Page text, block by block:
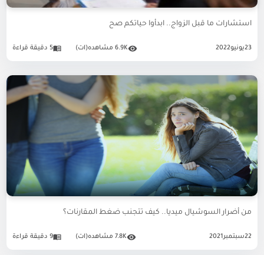
استشارات ما قبل الزواج.. ابدأوا حياتكم صح
23يونيو2022 6.9K مشاهده(ات) 5 دقيقة قراءة
من أضرار السوشيال ميديا.. كيف تتجنب ضغط المقارنات؟
22سبتمبر2021 7.8K مشاهده(ات) 9 دقيقة قراءة